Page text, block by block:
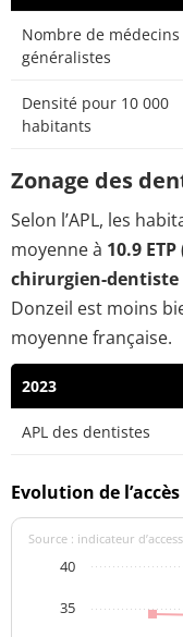
Nombre de médecins
généralistes
Densité pour 10 000
habitants
Zonage des
Selon l’APL, les
moyenne à 10.9
chirurgien-dentiste
Donzeil est moins
moyenne française.
2023
APL des dentistes
Evolution de
Source : indicateur
35
40